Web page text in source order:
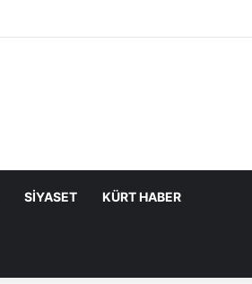
SIYASET KÜRT HABER